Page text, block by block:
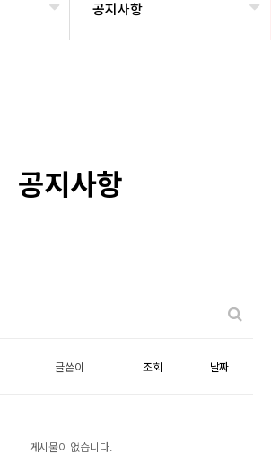
공지사항
공지사항
글쓴이 조회 날짜
게시물이 없습니다.